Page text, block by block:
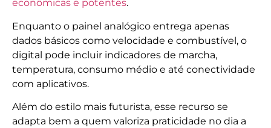
econômicas e potentes.
Enquanto o painel analógico entrega apenas
dados básicos como velocidade e combustível, o
digital pode incluir indicadores de marcha,
temperatura, consumo médio e até conectividade
com aplicativos.
Além do estilo mais futurista, esse recurso se
adapta bem a quem valoriza praticidade no dia a